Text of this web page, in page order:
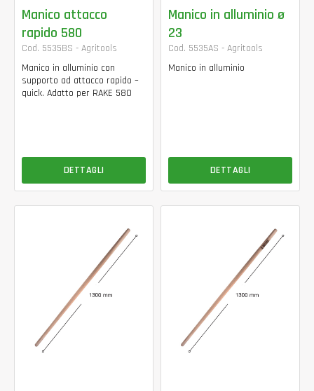
Manico attacco
rapido 580
Cod. 5535BS - Agritools
Manico in alluminio con
supporto ad attacco rapido –
quick. Adatto per RAKE 580
DETTAGLI
Manico in alluminio ø
23
Cod. 5535AS - Agritools
Manico in alluminio
DETTAGLI